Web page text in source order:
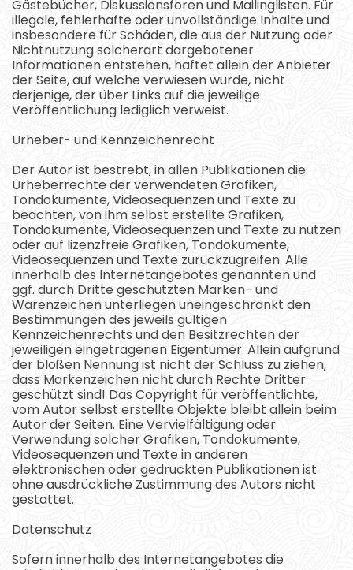
Gästebücher, Diskussionsforen und Mailinglisten. Für
illegale, fehlerhafte oder unvollständige Inhalte und
insbesondere für Schäden, die aus der Nutzung oder
Nichtnutzung solcherart dargebotener
Informationen entstehen, haftet allein der Anbieter
der Seite, auf welche verwiesen wurde, nicht
derjenige, der über Links auf die jeweilige
Veröffentlichung lediglich verweist.
Urheber- und Kennzeichenrecht
Der Autor ist bestrebt, in allen Publikationen die
Urheberrechte der verwendeten Grafiken,
Tondokumente, Videosequenzen und Texte zu
beachten, von ihm selbst erstellte Grafiken,
Tondokumente, Videosequenzen und Texte zu nutzen
oder auf lizenzfreie Grafiken, Tondokumente,
Videosequenzen und Texte zurückzugreifen. Alle
innerhalb des Internetangebotes genannten und
ggf. durch Dritte geschützten Marken- und
Warenzeichen unterliegen uneingeschränkt den
Bestimmungen des jeweils gültigen
Kennzeichenrechts und den Besitzrechten der
jeweiligen eingetragenen Eigentümer. Allein aufgrund
der bloßen Nennung ist nicht der Schluss zu ziehen,
dass Markenzeichen nicht durch Rechte Dritter
geschützt sind! Das Copyright für veröffentlichte,
vom Autor selbst erstellte Objekte bleibt allein beim
Autor der Seiten. Eine Vervielfältigung oder
Verwendung solcher Grafiken, Tondokumente,
Videosequenzen und Texte in anderen
elektronischen oder gedruckten Publikationen ist
ohne ausdrückliche Zustimmung des Autors nicht
gestattet.
Datenschutz
Sofern innerhalb des Internetangebotes die